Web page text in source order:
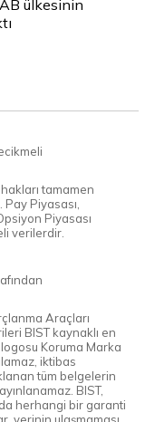
ülkesinin
tamamen
Piyasası,
Piyasası
verilerdir.
Araçları
BIST kaynaklı en
Koruma Marka
iktibas
tüm belgelerin
BIST,
herhangi bir garanti